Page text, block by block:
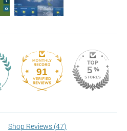
91
Shop Reviews (47)